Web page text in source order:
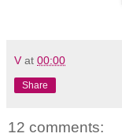
V at 00:00
Share
12 comments: